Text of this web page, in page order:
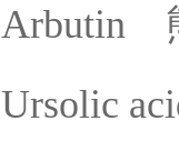
Arbutin
Ursolic